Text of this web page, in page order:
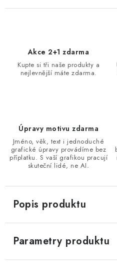
Akce 2+1 zdarma
Kupte si tři naše produkty a
nejlevnější máte zdarma.
Úpravy motivu zdarma
Jméno, věk, text i jednoduché
grafické úpravy provádíme bez
příplatku. S vaší grafikou pracují
skuteční lidé, ne AI.
Popis produktu
Parametry produktu